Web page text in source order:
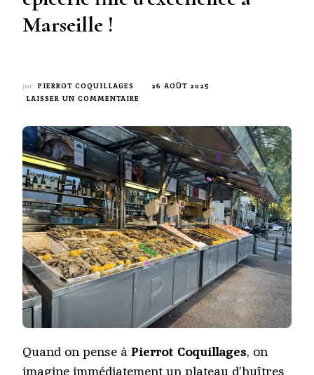
Marseille !
par PIERROT COQUILLAGES
26 AOÛT 2025
LAISSER UN COMMENTAIRE
:
UNE
ÉPICERIE
FINE
D’EXCELLENCE
À
MARSEILLE
!
Quand on pense à Pierrot Coquillages, on
imagine immédiatement un plateau d’huîtres